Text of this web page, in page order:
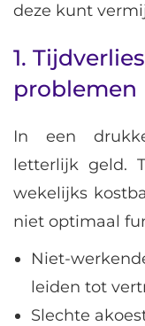
deze kunt
1.
problemen
In een
letterlijk geld.
wekelijks
niet optimaal
Niet-
leiden tot
Slechte